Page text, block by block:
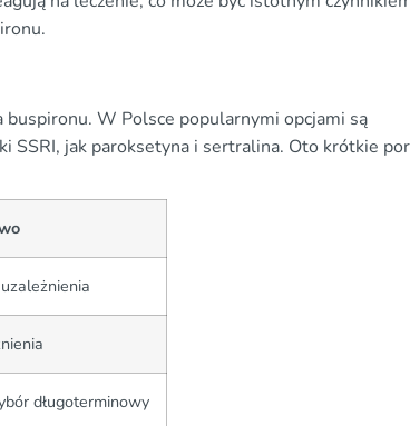
W Polsce popularnymi opcjami są
SSRI, jak paroksetyna i sertralina. Oto krótkie
długoterminowy